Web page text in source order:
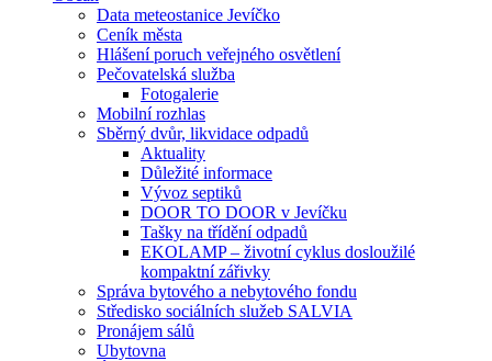
Data meteostanice Jevíčko
Ceník města
Hlášení poruch veřejného osvětlení
Pečovatelská služba
Fotogalerie
Mobilní rozhlas
Sběrný dvůr, likvidace odpadů
Aktuality
Důležité informace
Vývoz septiků
DOOR TO DOOR v Jevíčku
Tašky na třídění odpadů
EKOLAMP – životní cyklus dosloužilé
kompaktní zářivky
Správa bytového a nebytového fondu
Středisko sociálních služeb SALVIA
Pronájem sálů
Ubytovna